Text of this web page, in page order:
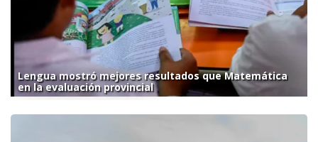
Lengua mostró mejores resultados que Matemática
en la evaluación provincial